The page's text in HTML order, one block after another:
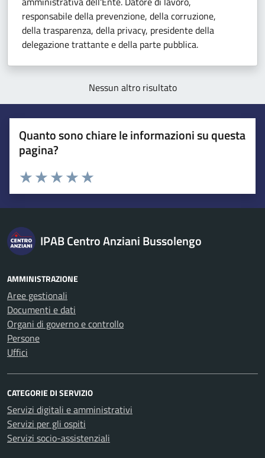
responsabile della prevenzione, della corruzione,
della trasparenza, della privacy, presidente della
delegazione trattante e della parte pubblica.
Nessun altro risultato
Quanto sono chiare le informazioni su questa
pagina?
Esprimi una valutazione
Valuta 5 stelle su 5
Valuta 4 stelle su 5
Valuta 3 stelle su 5
Valuta 2 stelle su 5
Valuta 1 stelle su 5
IPAB Centro Anziani Bussolengo
AMMINISTRAZIONE
Aree gestionali
Documenti e dati
Organi di governo e controllo
Persone
Uffici
CATEGORIE DI SERVIZIO
Servizi digitali e amministrativi
Servizi per gli ospiti
Servizi socio-assistenziali